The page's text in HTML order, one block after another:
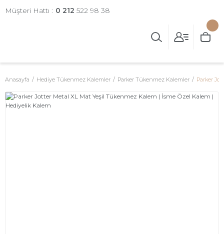
Müşteri Hattı : 0 212 522 98 38
Anasayfa Hediye Tükenmez Kalemler Parker Tükenmez Kalemler Parker